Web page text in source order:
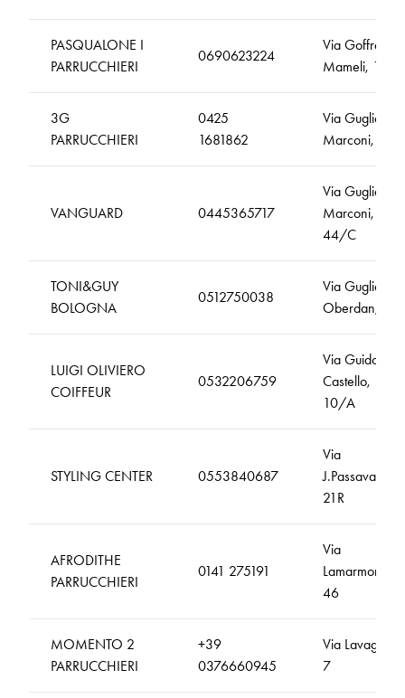
PASQUALONE I
PARRUCCHIERI
0690623224
Via Goffredo
Mameli, 11/A
3G
PARRUCCHIERI
0425
1681862
Via Guglielmo
Marconi, 25
VANGUARD 0445365717
Via Guglielmo
Marconi,
44/C
TONI&GUY
BOLOGNA
0512750038
Via Guglielmo
Oberdan, 11
LUIGI OLIVIERO
COIFFEUR
0532206759
Via Guido da
Castello,
10/A
STYLING CENTER 0553840687
Via
J.Passavanti,
21R
AFRODITHE
PARRUCCHIERI
0141 275191
Via
Lamarmora,
46
MOMENTO 2
PARRUCCHIERI
+39
0376660945
Via Lavagnini,
7